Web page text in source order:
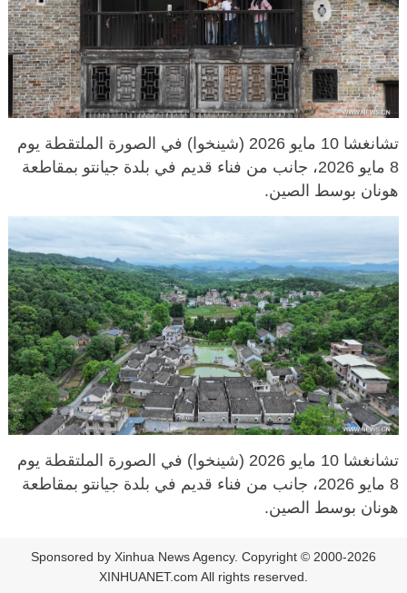
تشانغشا 10 مايو 2026 (شينخوا) في الصورة الملتقطة يوم
8 مايو 2026، جانب من فناء قديم في بلدة جيانتو بمقاطعة
هونان بوسط الصين.
تشانغشا 10 مايو 2026 (شينخوا) في الصورة الملتقطة يوم
8 مايو 2026، جانب من فناء قديم في بلدة جيانتو بمقاطعة
هونان بوسط الصين.
Sponsored by Xinhua News Agency. Copyright © 2000-2026
XINHUANET.com All rights reserved.